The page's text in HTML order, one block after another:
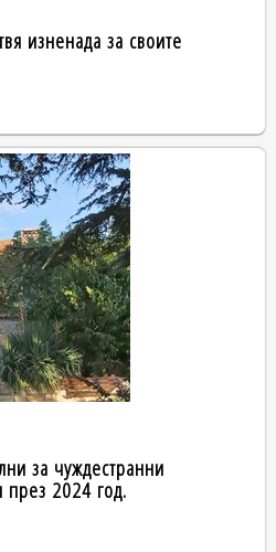
изненада за своите
за чуждестранни
през 2024 год.